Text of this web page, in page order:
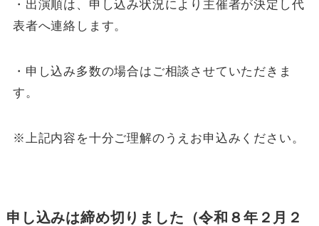
・出演順は、申し込み状況により主催者が決定し代
表者へ連絡します。
・申し込み多数の場合はご相談させていただきま
す。
※上記内容を十分ご理解のうえお申込みください。
申し込みは締め切りました（令和８年２月２